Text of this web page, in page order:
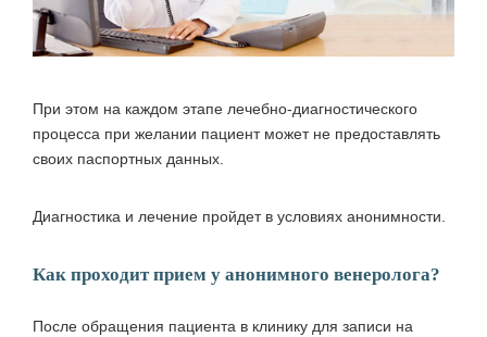
При этом на каждом этапе лечебно-диагностического
процесса при желании пациент может не предоставлять
своих паспортных данных.
Диагностика и лечение пройдет в условиях анонимности.
Как проходит прием у анонимного венеролога?
После обращения пациента в клинику для записи на